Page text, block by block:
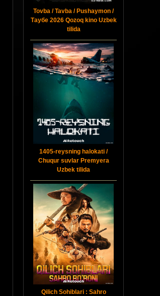
Tovba / Tavba / Pushaymon /
Таубе 2026 Qozoq kino Uzbek
tilida
1405-reysning halokati /
Chuqur suvlar Premyera
Uzbek tilida
Qilich Sohiblari : Sahro